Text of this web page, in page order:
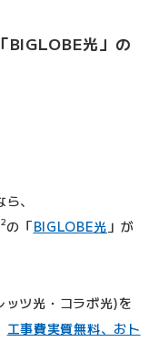
BIGLOBE光」の
、
の「BIGLOBE光 」が
ッツ光・コラボ光)を
工事費実質無料、おト